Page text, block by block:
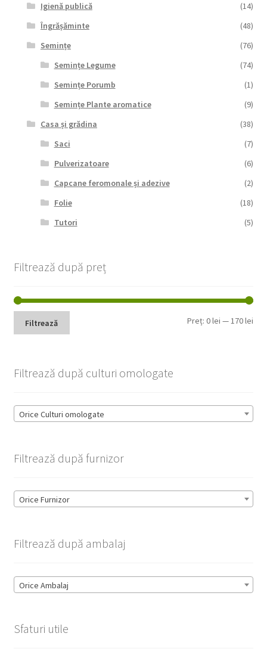
Igienă publică
(14)
Îngrășăminte
(48)
Semințe
(76)
Semințe Legume
(74)
Semințe Porumb
(1)
Semințe Plante aromatice
(9)
Casa și grădina
(38)
Saci
(7)
Pulverizatoare
(6)
Capcane feromonale și adezive
(2)
Folie
(18)
Tutori
(5)
Filtrează după preț
Filtrează Preț:0 lei —170 lei
Filtrează după culturi omologate
Orice Culturi omologate
Filtrează după furnizor
Orice Furnizor
Filtrează după ambalaj
Orice Ambalaj
Sfaturi utile